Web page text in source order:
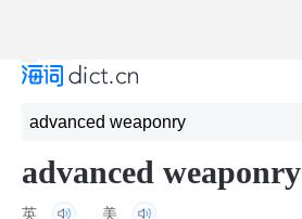
advanced weaponry
英 美